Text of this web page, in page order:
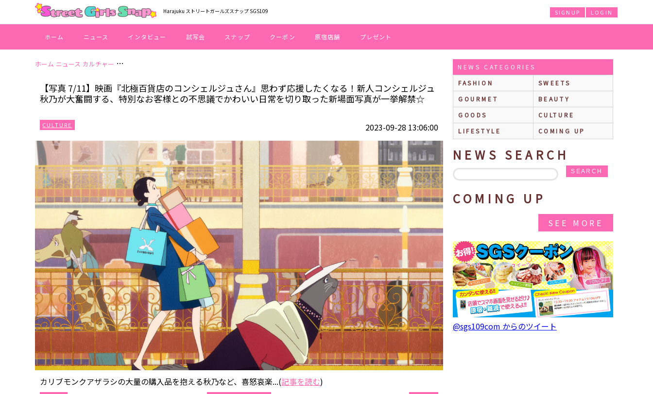
Harajuku ストリートガールズスナップ SGS109 LOGIN
SIGNUP
ホーム ニュース インタビュー 試写会 スナップ クーポン 原宿店舗 プレゼント
ホーム ニュース カルチャー 【写真 7/11】映画『北極百貨店のコンシェルジュさん』思わず応援したくなる！新人コンシェルジュ秋乃が大奮闘する、特別なお客様との不思議でかわいい日常を切り取った新場面写真が
【写真 7/11】映画『北極百貨店のコンシェルジュさん』思わず応援したくなる！新人コンシェルジュ
秋乃が大奮闘する、特別なお客様との不思議でかわいい日常を切り取った新場面写真が一挙解禁☆
CULTURE 2023-09-28 13:06:00
カリブモンクアザラシの大量の購入品を抱える秋乃など、喜怒哀楽...(記事を読む)
NEWS CATEGORIES
FASHION
SWEETS
GOURMET
BEAUTY
GOODS
CULTURE
LIFESTYLE
COMING UP
NEWS SEARCH
SEARCH
COMING UP
SEE MORE
@sgs109com からのツイート